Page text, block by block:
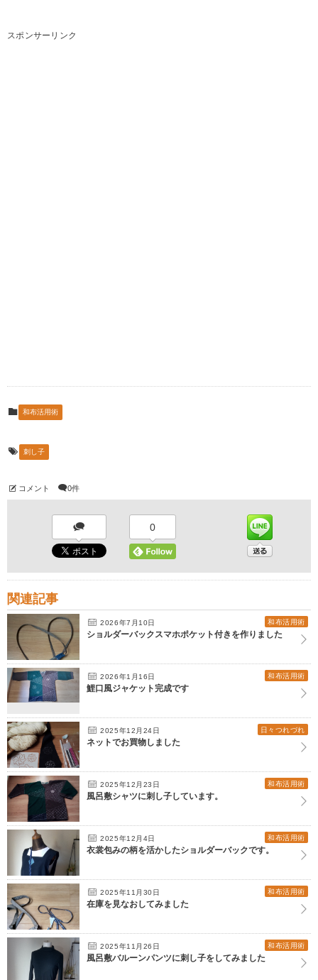
スポンサーリンク
和布活用術
刺し子
コメント 0件
0
関連記事
2026年7月10日 和布活用術
ショルダーバックスマホポケット付きを作りました
2026年1月16日 和布活用術
鯉口風ジャケット完成です
2025年12月24日 日々つれづれ
ネットでお買物しました
2025年12月23日 和布活用術
風呂敷シャツに刺し子しています。
2025年12月4日 和布活用術
衣裳包みの柄を活かしたショルダーバックです。
2025年11月30日 和布活用術
在庫を見なおしてみました
2025年11月26日 和布活用術
風呂敷バルーンパンツに刺し子をしてみました